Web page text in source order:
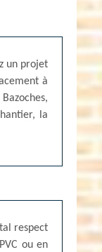
un projet
à
la
respect
ou en